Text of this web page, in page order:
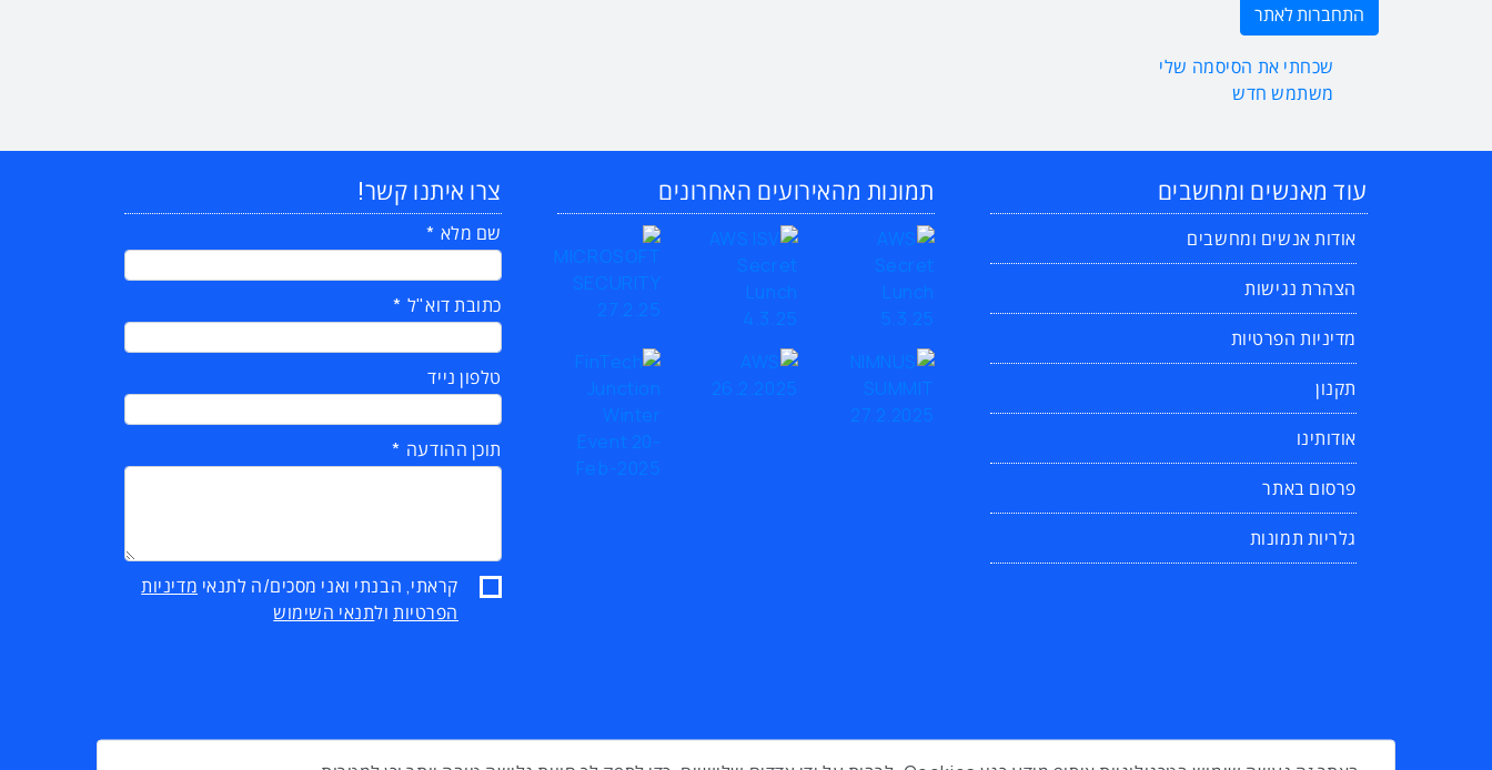
שכחתי את הסיסמה שלי
משתמש חדש
עוד מאנשים ומחשבים
אודות אנשים ומחשבים
הצהרת נגישות
מדיניות הפרטיות
תקנון
אודותינו
פרסום באתר
גלריות תמונות
תמונות מהאירועים האחרונים צרו איתנו קשר!
שם מלא
כתובת דוא"ל
טלפון נייד
תוכן ההודעה
קראתי, הבנתי ואני מסכים/ה לתנאי מדיניות
הפרטיותולתנאי השימוש